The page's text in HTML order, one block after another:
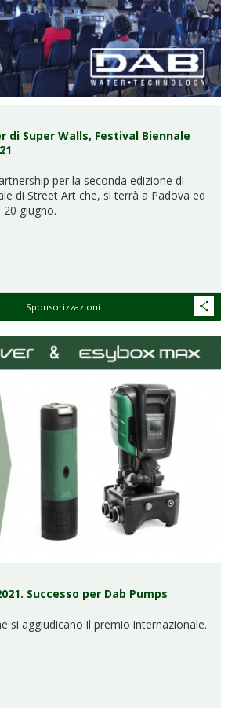
di Super Walls, Festival Biennale
per la seconda edizione di
di Street Art che, si terrà a Padova ed
giugno.
Sponsorizzazioni
Successo per Dab Pumps
si aggiudicano il premio internazionale.